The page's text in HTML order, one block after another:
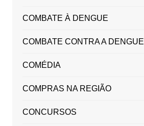
COMBATE À DENGUE
COMBATE CONTRA A DENGUE
COMÉDIA
COMPRAS NA REGIÃO
CONCURSOS